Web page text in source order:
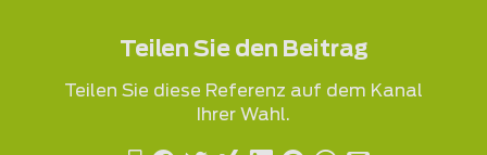
Teilen Sie den Beitrag
Teilen Sie diese Referenz auf dem Kanal
Ihrer Wahl.